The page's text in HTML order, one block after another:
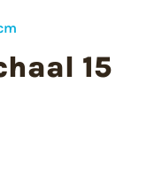
15